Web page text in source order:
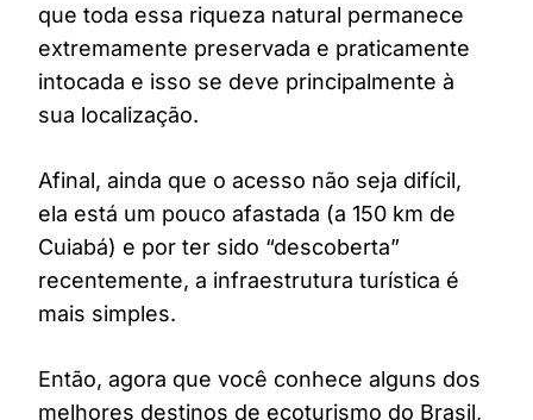
que toda essa riqueza natural permanece
extremamente preservada e praticamente
intocada e isso se deve principalmente à
sua localização.
Afinal, ainda que o acesso não seja difícil,
ela está um pouco afastada (a 150 km de
Cuiabá) e por ter sido “descoberta”
recentemente, a infraestrutura turística é
mais simples.
Então, agora que você conhece alguns dos
melhores destinos de ecoturismo do Brasil,